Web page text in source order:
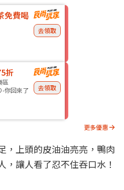
免費喝
去領取
折
區
-你回來了
去領取
更多優惠
，上頭的皮油油亮亮，鴨肉
，讓人看了忍不住吞口水！